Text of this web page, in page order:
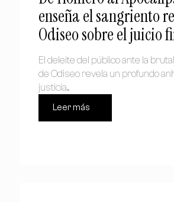
enseña el sangriento
Odiseo sobre el juicio
El deleite del público ante la
de Odiseo revela un profundo
justicia....
Leer más